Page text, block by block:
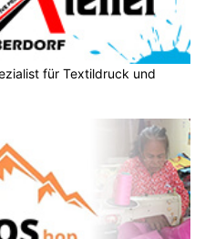
für Textildruck und